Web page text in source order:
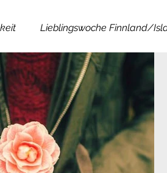
Lieblingswoche Finnland/